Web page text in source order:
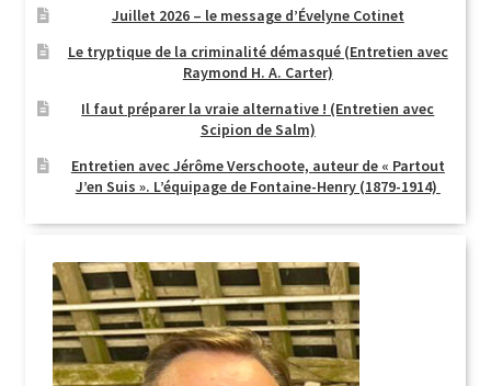
Juillet 2026 – le message d’Évelyne Cotinet
Le tryptique de la criminalité démasqué (Entretien avec
Raymond H. A. Carter)
Il faut préparer la vraie alternative ! (Entretien avec
Scipion de Salm)
Entretien avec Jérôme Verschoote, auteur de « Partout
J’en Suis ». L’équipage de Fontaine-Henry (1879-1914)